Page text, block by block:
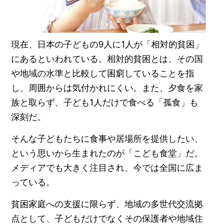
現在、日本の子どもの9人に1人が「相対的貧困」
にあるといわれている。相対的貧困とは、その国
や地域の水準と比較して困窮していることを指
し、周囲からは気付かれにくい。また、夕食を家
族と取らず、子ども1人だけで食べる「孤食」も
深刻だ。
そんな子どもたちに食事や居場所を提供したい、
という思いから生まれたのが「こども食堂」だ。
メディアでも大きく注目され、今では全国に広ま
っている。
貧困家庭への支援に限らず、地域の多世代交流拠
点として、子どもだけでなくその保護者や地域住